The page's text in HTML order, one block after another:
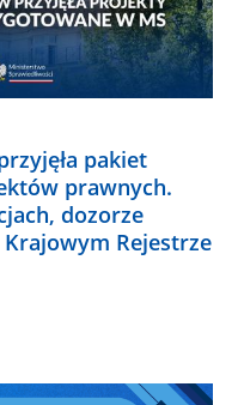
pakiet
prawnych.
dozorze
Rejestrze